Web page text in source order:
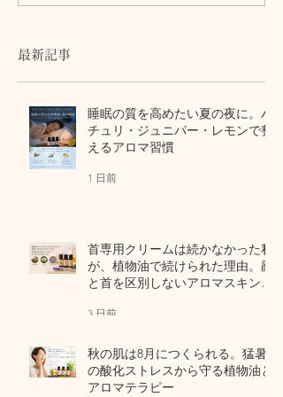
かった私が、植物油で続
区別しないアロマスキン
最新記事
睡眠の質を高めたい夏の夜に。パ
チュリ・ジュニパー・レモンで整
えるアロマ習慣
1 日前
首専用クリームは続かなかった私
が、植物油で続けられた理由。顔
と首を区別しないアロマスキンケ
3 日前
秋の肌は8月につくられる。猛暑
の酸化ストレスから守る植物油と
アロマテラピー